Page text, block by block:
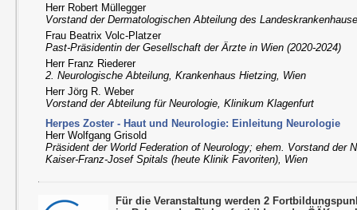
Herr Robert Müllegger
Vorstand der Dermatologischen Abteilung des
Frau Beatrix Volc-Platzer
Past-Präsidentin der Gesellschaft der Ärzte in Wien (2020-2024)
Herr Franz Riederer
2. Neurologische Abteilung, Krankenhaus Hietzing, Wien
Herr Jörg R. Weber
Vorstand der Abteilung für Neurologie, Klinikum Klagenfurt
Herpes Zoster - Haut und Neurologie: Einleitung Neurologie
Herr Wolfgang Grisold
Präsident der World Federation of Neurology; ehem. Vorstand der
Kaiser-Franz-Josef Spitals (heute Klinik Favoriten), Wien
Für die Veranstaltung werden 2